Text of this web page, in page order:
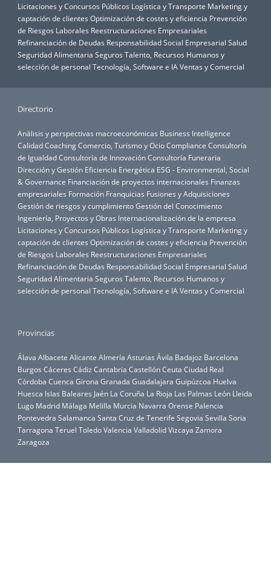
Licitaciones y Concursos Públicos Logística y Transporte Marketing y
captación de clientes Optimización de costes y eficiencia Prevención
de Riesgos Laborales Reestructuraciones Empresariales
Refinanciación de Deudas Responsabilidad Social Empresarial Salud
Seguridad Alimentaria Seguros Talento, Recursos Humanos y
selección de personal Tecnología, Software e IA Ventas y Comercial
Directorio
Análisis y perspectivas macroeconómicas Business Intelligence
CalidadCoachingComercio, Turismo y OcioCompliance Consultoría
de IgualdadConsultoría de InnovaciónConsultoría Funeraria
Dirección y Gestión Eficiencia Energética ESG - Environmental, Social
& Governance Financiación de proyectos internacionales Finanzas
empresariales Formación Franquicias Fusiones y Adquisiciones
Gestión de riesgos y cumplimientoGestión del Conocimiento
Ingeniería, Proyectos y Obras Internacionalización de la empresa
Licitaciones y Concursos Públicos Logística y Transporte Marketing y
captación de clientes Optimización de costes y eficiencia Prevención
de Riesgos Laborales Reestructuraciones Empresariales
Refinanciación de Deudas Responsabilidad Social Empresarial Salud
Seguridad Alimentaria Seguros Talento, Recursos Humanos y
selección de personal Tecnología, Software e IA Ventas y Comercial
Provincias
Álava Albacete Alicante Almería Asturias Ávila Badajoz Barcelona
Burgos Cáceres Cádiz Cantabria CastellónCeuta Ciudad Real
Córdoba Cuenca Girona Granada Guadalajara Guipúzcoa Huelva
Huesca Islas Baleares Jaén La Coruña La Rioja Las Palmas León Lleida
Lugo Madrid Málaga Melilla Murcia Navarra Orense Palencia
Pontevedra Salamanca Santa Cruz de Tenerife Segovia Sevilla Soria
Tarragona Teruel ToledoValencia ValladolidVizcaya Zamora
Zaragoza